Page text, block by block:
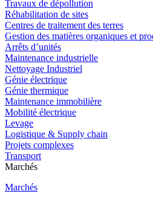
Travaux de dépollution
Réhabilitation de sites
Centres de traitement des terres
Gestion des matières organiques et
Arrêts d’unités
Maintenance industrielle
Nettoyage Industriel
Génie électrique
Génie thermique
Maintenance immobilière
Mobilité électrique
Levage
Logistique & Supply chain
Projets complexes
Transport
Marchés
Marchés